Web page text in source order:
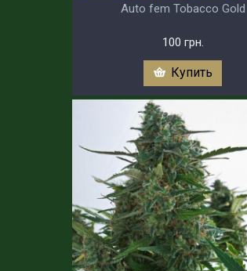
Auto fem Tobacco Gold
100 грн.
Купить